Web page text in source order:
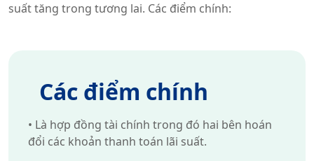
suất tăng trong tương lai. Các điểm chính:
Các điểm chính
• Là hợp đồng tài chính trong đó hai bên hoán
đổi các khoản thanh toán lãi suất.